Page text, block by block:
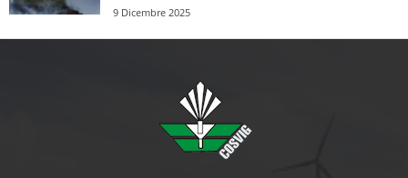
9 Dicembre 2025